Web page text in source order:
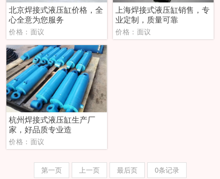
北京焊接式液压缸价格，全
心全意为您服务
价格：面议
上海焊接式液压缸销售，专
业定制，质量可靠
价格：面议
杭州焊接式液压缸生产厂
家，好品质专业造
价格：面议
第一页 上一页 最后页 0条记录